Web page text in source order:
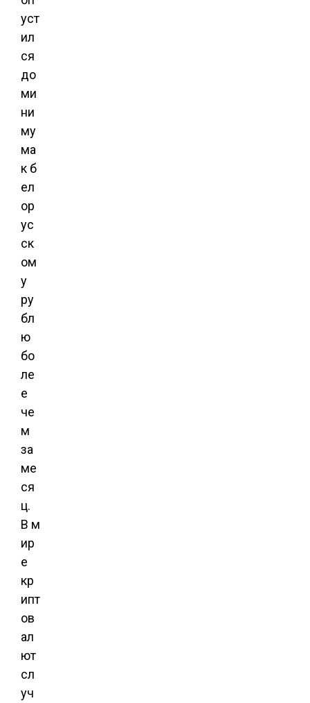
уст
ил
ся
до
ми
ни
му
ма
к б
ел
ор
ус
ск
ом
у
ру
бл
ю
бо
ле
е
че
м
за
ме
ся
ц.
В м
ир
е
кр
ипт
ов
ал
ют
сл
уч